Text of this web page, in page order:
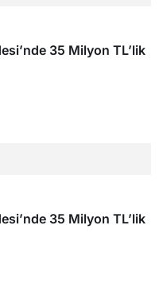
35 Milyon TL’lik
35 Milyon TL’lik